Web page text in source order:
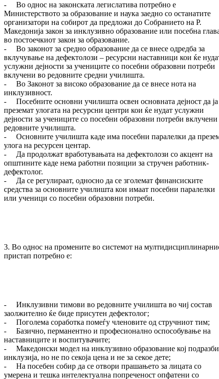
- Во однос на законската легислатива потребно е
Министерството за образование и наука заедно со останатите
организатори на собирот да предложи до Собранието на Р.
Македонија закон за инклузивно образование или посебна
во постоечкиот закон за образование.
- Во законот за средно образование да се внесе одредба за
вклучување на дефектолози – ресурсни наставници кои ќе
услужни дејности за учениците со посебни образовни потреби
вклучени во редовните средни училишта.
- Во Законот за високо образование да се внесе нота на
инклузивност.
- Посебните основни училишта освен основната дејност да ја
преземат улогата на ресурсни центри кои ќе нудат услужни
дејности за учениците со посебни образовни потреби
редовните училишта.
- Основните училишта каде има посебни паралелки да
улога на ресурсен центар.
- Да продолжат вработувањата на дефектолози со акцент на
општините каде нема работни позиции за стручен работник-
дефектолог.
- Да се регулираат, односно да се зголемат финансиските
средства за основните училишта кои имаат посебни паралелки
или ученици со посебни образовни потреби.
3. Во однос на промените во системот на
пристап потребно е:
- Инклузивни тимови во редовните училишта во чиј состав
заолжително ќе биде присутен дефектолог;
- Поголема соработка помеѓу членовите од стручниот тим;
- Базично, перманентно и професионално оспособување на
наставниците и воспитувачите;
- Македонски модел на инклузивно образование кој
инклузија, но не по секоја цена и не за секое дете;
- На посебен собир да се отвори прашањето за лицата со
умерена и тешка интелектуална попреченост опфатени со